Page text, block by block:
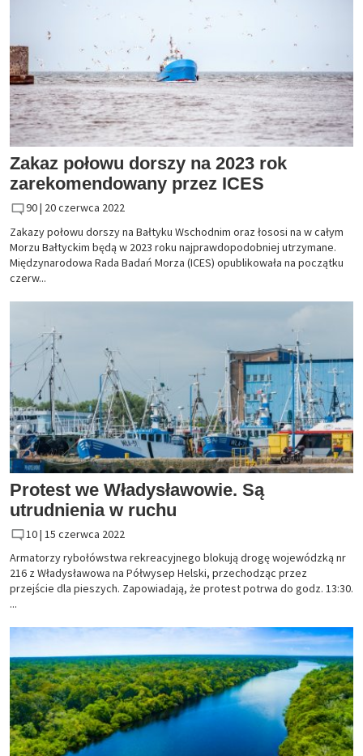
Zakaz połowu dorszy na 2023 rok
zarekomendowany przez ICES
90 | 20 czerwca 2022
Zakazy połowu dorszy na Bałtyku Wschodnim oraz łososi na w całym
Morzu Bałtyckim będą w 2023 roku najprawdopodobniej utrzymane.
Międzynarodowa Rada Badań Morza (ICES) opublikowała na początku
czerw...
Protest we Władysławowie. Są
utrudnienia w ruchu
10 | 15 czerwca 2022
Armatorzy rybołówstwa rekreacyjnego blokują drogę wojewódzką nr
216 z Władysławowa na Półwysep Helski, przechodząc przez
przejście dla pieszych. Zapowiadają, że protest potrwa do godz. 13:30.
...